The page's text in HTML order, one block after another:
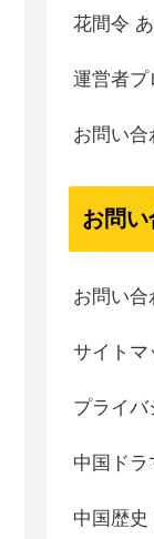
花間令
運営者プ
お問い合
お問
お問い合
サイトマ
プライバ
中国ドラ
中国歴